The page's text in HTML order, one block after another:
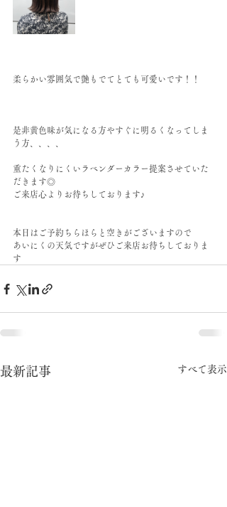
柔らかい雰囲気で艶もでてとても可愛いです！！
是非黄色味が気になる方やすぐに明るくなってしま
う方、、、、
重たくなりにくいラベンダーカラー提案させていた
だきます◎
ご来店心よりお待ちしております♪
本日はご予約ちらほらと空きがございますので
あいにくの天気ですがぜひご来店お待ちしておりま
す
最新記事 すべて表示